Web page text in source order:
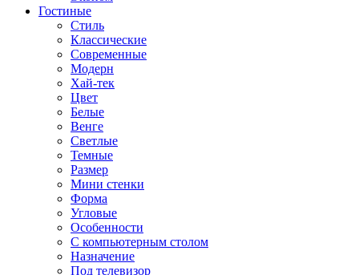
Гостиные
Стиль
Классические
Современные
Модерн
Хай-тек
Цвет
Белые
Венге
Светлые
Темные
Размер
Мини стенки
Форма
Угловые
Особенности
С компьютерным столом
Назначение
Под телевизор